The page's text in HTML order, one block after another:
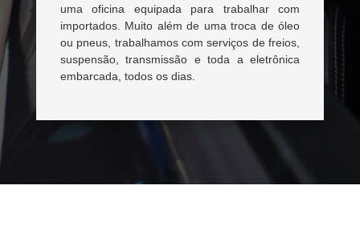
uma oficina equipada para trabalhar com
importados. Muito além de uma troca de óleo
ou pneus, trabalhamos com serviços de freios,
suspensão, transmissão e toda a eletrônica
embarcada, todos os dias.